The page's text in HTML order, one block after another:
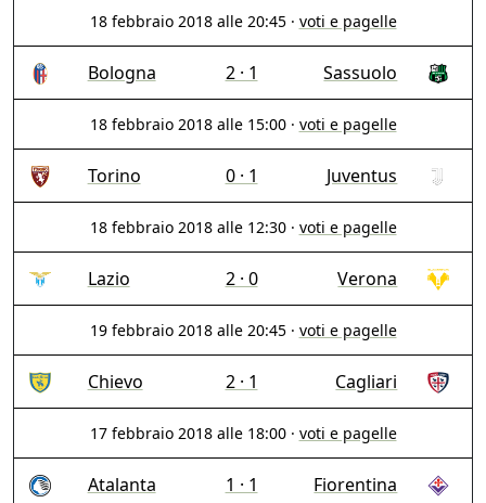
18 febbraio 2018 alle 20:45 · voti e pagelle
Bologna 2 · 1 Sassuolo
18 febbraio 2018 alle 15:00 · voti e pagelle
Torino 0 · 1 Juventus
18 febbraio 2018 alle 12:30 · voti e pagelle
Lazio 2 · 0 Verona
19 febbraio 2018 alle 20:45 · voti e pagelle
Chievo 2 · 1 Cagliari
17 febbraio 2018 alle 18:00 · voti e pagelle
Atalanta 1 · 1 Fiorentina